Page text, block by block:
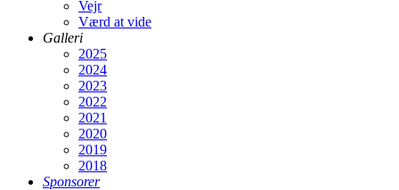
Vejr
Værd at vide
Galleri
2025
2024
2023
2022
2021
2020
2019
2018
Sponsorer